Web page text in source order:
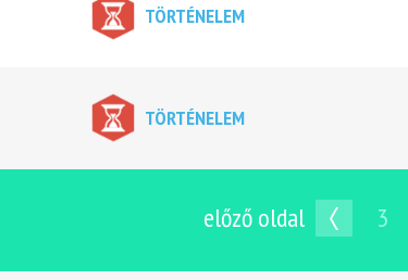
TÖRTÉNELEM
TÖRTÉNELEM
előző oldal 3